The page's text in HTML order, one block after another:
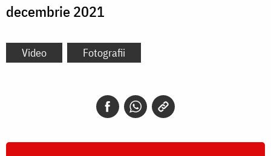
decembrie 2021
Video Fotografii